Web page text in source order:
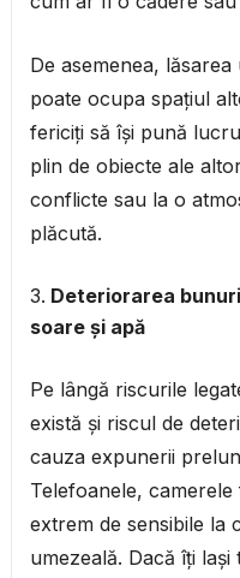
De asemenea,
poate ocupa spațiul
fericiți să își pună
plin de obiecte ale
conflicte sau la o
plăcută.
Deteriorarea
soare și apă
Pe lângă riscurile
există și riscul de
cauza expunerii
Telefoanele,
extrem de sensibile la
umezeală. Dacă îți